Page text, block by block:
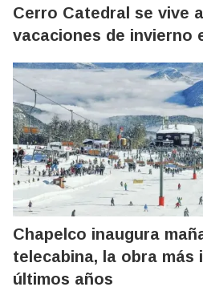
Cerro Catedral se vive
vacaciones de invierno
Chapelco inaugura
telecabina, la obra más
últimos años